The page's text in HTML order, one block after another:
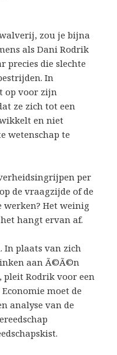
zou je bijna
als Dani Rodrik
precies die slechte
In
op voor zijn
ze zich tot een
en niet
wetenschap te
per
de vraagzijde of de
werken? Het weinig
hangt ervan af.
In plaats van zich
aan Ã©Ã©n
pleit Rodrik voor een
moet de
analyse van de